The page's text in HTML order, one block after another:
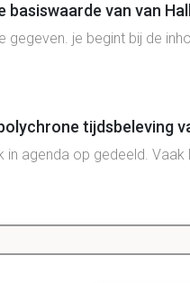
van van
je begint bij de
tijdsbeleving
in agenda op gedeeld.